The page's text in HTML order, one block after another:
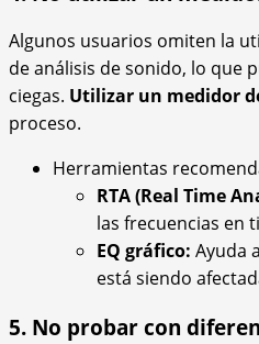
Algunos usuarios omiten la
de análisis de sonido, lo que
ciegas. Utilizar un medidor
proceso.
Herramientas
RTA (Real Time
las frecuencias en
EQ gráfico: Ayuda
está siendo
5. No probar con